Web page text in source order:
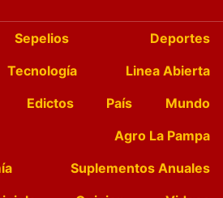
Sepelios
Deportes
Tecnología
Linea Abierta
Edictos País
Mundo
Agro La Pampa
Suplementos Anuales